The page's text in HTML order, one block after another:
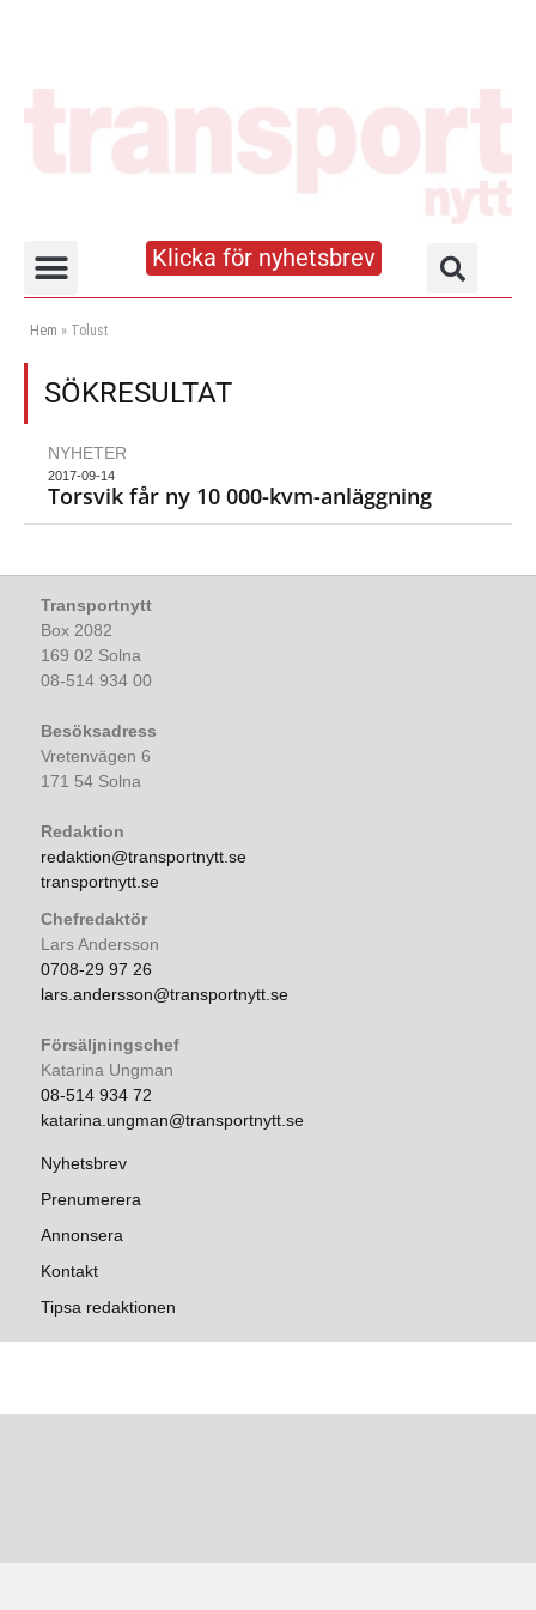
Klicka för nyhetsbrev
Hem » Tolust
SÖKRESULTAT
NYHETER
2017-09-14
Torsvik får ny 10 000-kvm-anläggning
Transportnytt
Box 2082
169 02 Solna
08-514 934 00
Besöksadress
Vretenvägen 6
171 54 Solna
Redaktion
redaktion@transportnytt.se
transportnytt.se
Chefredaktör
Lars Andersson
0708-29 97 26
lars.andersson@transportnytt.se
Försäljningschef
Katarina Ungman
08-514 934 72
katarina.ungman@transportnytt.se
Nyhetsbrev
Prenumerera
Annonsera
Kontakt
Tipsa redaktionen